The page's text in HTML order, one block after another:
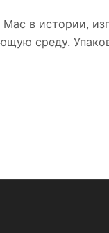
в истории,
среду.